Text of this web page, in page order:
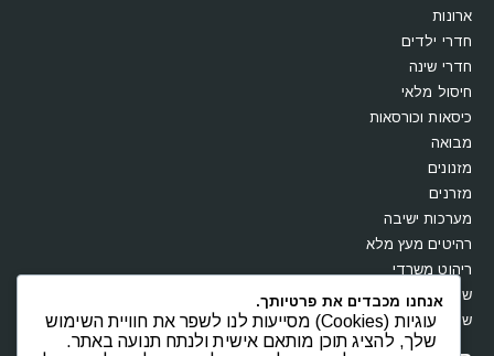
ארונות
חדרי ילדים
חדרי שינה
חיסול מלאי
כיסאות וכורסאות
מבואה
מזנונים
מזרנים
מערכות ישיבה
רהיטים מעץ מלא
ריהוט משרדי
שולחנות
שידות וקומודות
אנחנו מכבדים את פרטיותך.
עוגיות (Cookies) מסייעות לנו לשפר את חוויית השימוש
שלך, להציג תוכן מותאם אישית ולנתח תנועה באתר.